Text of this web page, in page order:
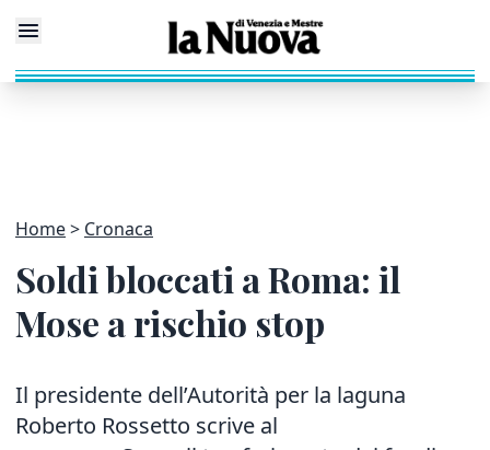
Home Cronaca
Soldi bloccati a Roma: il
Mose a rischio stop
Il presidente dell’Autorità per la laguna
Roberto Rossetto scrive al